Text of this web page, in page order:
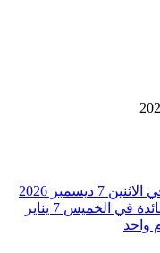
من ⁦سانت جورج⁩ إلى ⁦منطقة ناشفيل⁩، والعائدة في ⁦الخميس 7 يناير